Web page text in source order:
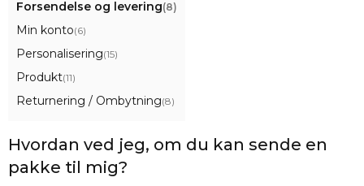
Forsendelse og levering(8)
Min konto(6)
Personalisering(15)
Produkt(11)
Returnering / Ombytning(8)
Hvordan ved jeg, om du kan sende en
pakke til mig?